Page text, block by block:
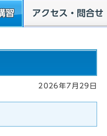
習 アクセス・問合せ
2026年7月29日